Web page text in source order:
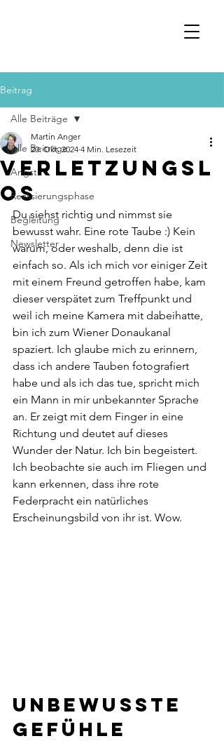
Beitrag
Alle Beiträge
Angst
Realisierungsphase
Begleitung
Newsletter
Alle Beiträge
Verletzungsl
os
Martin Anger
20. Okt. 2024 4 Min. Lesezeit
Du siehst richtig und nimmst sie
bewusst wahr. Eine rote Taube :) Kein
warum, oder weshalb, denn die ist
einfach so. Als ich mich vor einiger Zeit
mit einem Freund getroffen habe, kam
dieser verspätet zum Treffpunkt und
weil ich meine Kamera mit dabeihatte,
bin ich zum Wiener Donaukanal
spaziert. Ich glaube mich zu erinnern,
dass ich andere Tauben fotografiert
habe und als ich das tue, spricht mich
ein Mann in mir unbekannter Sprache
an. Er zeigt mit dem Finger in eine
Richtung und deutet auf dieses
Wunder der Natur. Ich bin begeistert.
Ich beobachte sie auch im Fliegen und
kann erkennen, dass ihre rote
Federpracht ein natürliches
Erscheinungsbild von ihr ist. Wow.
Unbewusste
Gefühle